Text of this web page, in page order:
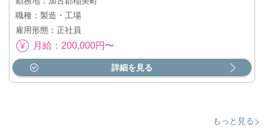
職種：製造・工場
雇用形態：正社員
月給：200,000円〜
詳細を見る
もっと見る